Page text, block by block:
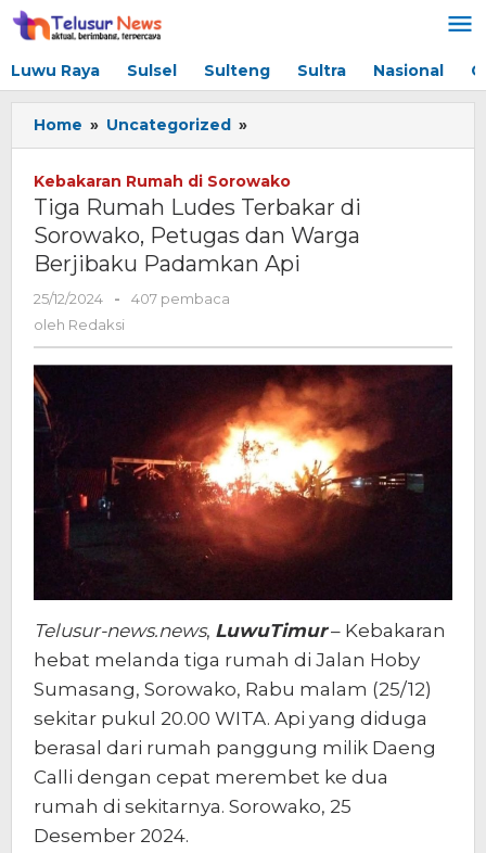
Lewati
ke
Luwu Raya Sulsel Sulteng Sultra Nasional
Home » Uncategorized »
Rumah
Ludes
Terbakar
di
Sorowako,
Petugas
Padamkan
Api
Kebakaran Rumah di Sorowako
Tiga Rumah Ludes Terbakar di
Sorowako, Petugas dan Warga
Berjibaku Padamkan Api
25/12/2024
oleh
Redaksi
-
407 pembaca
oleh Redaksi
Telusur-news.news, LuwuTimur– Kebakaran
hebat melanda tiga rumah di Jalan Hoby
Sumasang, Sorowako, Rabu malam (25/12)
sekitar pukul 20.00 WITA. Api yang diduga
berasal dari rumah panggung milik Daeng
Calli dengan cepat merembet ke dua
rumah di sekitarnya. Sorowako, 25
Desember 2024.